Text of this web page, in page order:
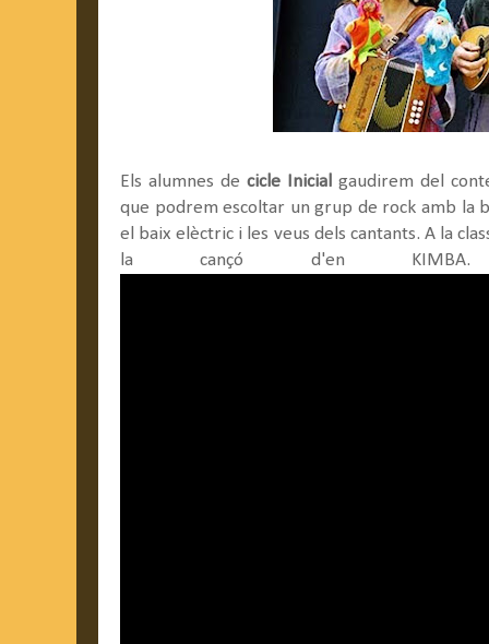
Els alumnes de cicle Inicial gaudirem del
que podrem escoltar un grup de rock amb la
el baix elèctric i les veus dels cantants. A la
la cançó d'en